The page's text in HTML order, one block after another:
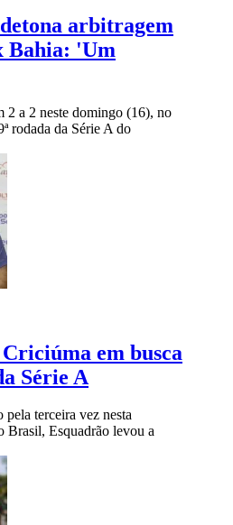
arbitragem
Bahia: 'Um
2 a 2 neste domingo (16), no
rodada da Série A do
em busca
Série A
pela terceira vez nesta
Brasil, Esquadrão levou a